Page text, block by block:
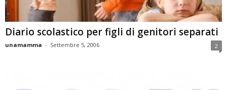
Diario scolastico per figli di genitori separati
unamamma - Settembre 5, 2006 2